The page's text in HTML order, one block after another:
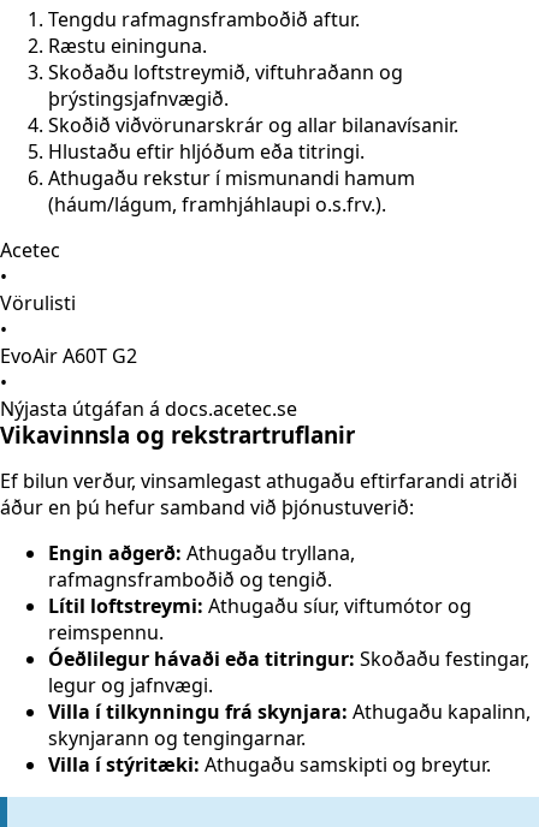
Tengdu rafmagnsframboðið aftur.
Ræstu eininguna.
Skoðaðu loftstreymið, viftuhraðann og
þrýstingsjafnvægið.
Skoðið viðvörunarskrár og allar bilanavísanir.
Hlustaðu eftir hljóðum eða titringi.
Athugaðu rekstur í mismunandi hamum
(háum/lágum, framhjáhlaupi o.s.frv.).
Acetec
•
Vörulisti
•
EvoAir A60T G2
•
Nýjasta útgáfan á docs.acetec.se
Vikavinnsla og rekstrartruflanir
Ef bilun verður, vinsamlegast athugaðu eftirfarandi atriði
áður en þú hefur samband við þjónustuverið:
Engin aðgerð: Athugaðu tryllana,
rafmagnsframboðið og tengið.
Lítil loftstreymi: Athugaðu síur, viftumótor og
reimspennu.
Óeðlilegur hávaði eða titringur: Skoðaðu festingar,
legur og jafnvægi.
Villa í tilkynningu frá skynjara: Athugaðu kapalinn,
skynjarann og tengingarnar.
Villa í stýritæki: Athugaðu samskipti og breytur.